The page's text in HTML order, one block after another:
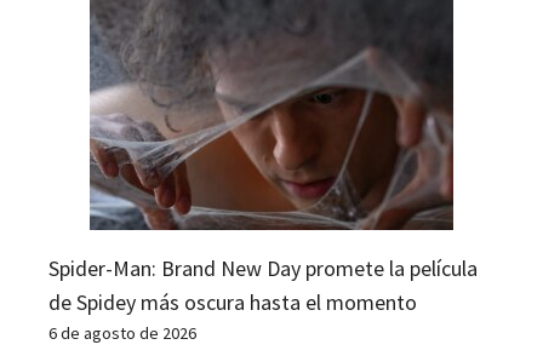
Spider-Man: Brand New Day promete la película
de Spidey más oscura hasta el momento
6 de agosto de 2026